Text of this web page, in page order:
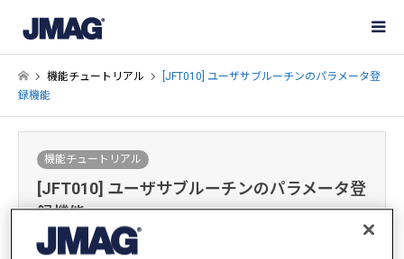
機能チュートリアル
[JFT010] ユーザサブルーチンのパラメータ登
録機能
機能チュートリアル
[JFT010] ユーザサブルーチンのパラメータ登
録機能
2018-03-15 / 最終更新日：2021-06-01